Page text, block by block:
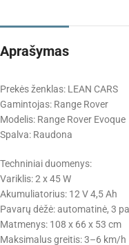
Aprašymas
Prekės ženklas: LEAN CARS
Gamintojas: Range Rover
Modelis: Range Rover Evoque
Spalva: Raudona
Techniniai duomenys:
Variklis: 2 x 45 W
Akumuliatorius: 12 V 4,5 Ah
Pavarų dėžė: automatinė, 3
Matmenys: 108 x 66 x 53 cm
Maksimalus greitis: 3–6 km/h